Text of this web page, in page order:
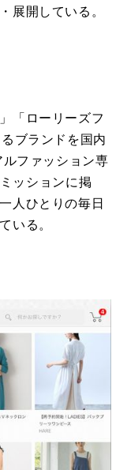
展開している。
「ローリーズフ
ブランドを国内
ファッション専
ッションに掲
人ひとりの毎日
いる。